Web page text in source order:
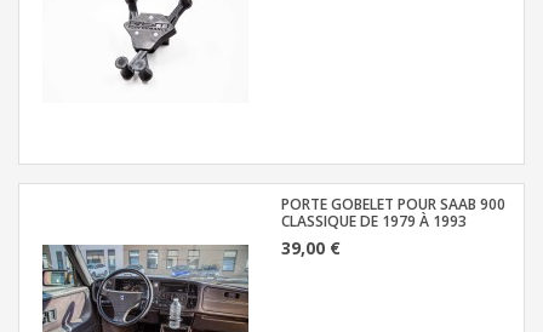
PORTE GOBELET POUR SAAB 900
CLASSIQUE DE 1979 À 1993
39,00 €